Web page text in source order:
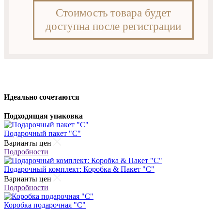
Стоимость товара будет
доступна после регистрации
Идеально сочетаются
Подходящая упаковка
Подарочный пакет "С"
Варианты цен
Подробности
Подарочный комплект: Коробка & Пакет "С"
Варианты цен
Подробности
Коробка подарочная "С"